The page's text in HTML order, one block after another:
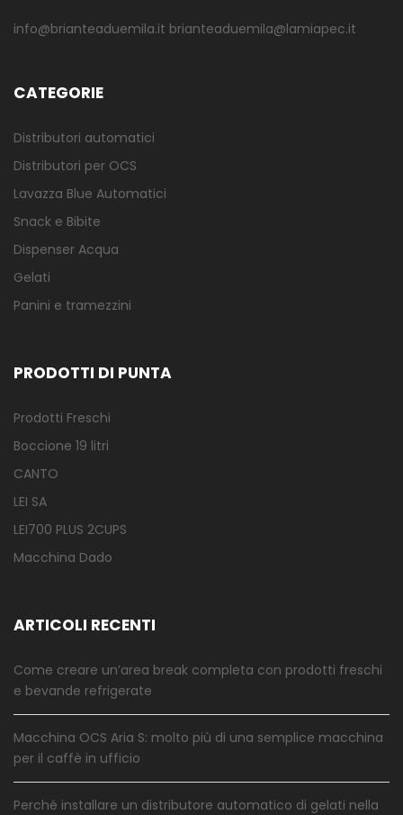
info@brianteaduemila.it brianteaduemila@lamiapec.it
CATEGORIE
Distributori automatici
Distributori per OCS
Lavazza Blue Automatici
Snack e Bibite
Dispenser Acqua
Gelati
Panini e tramezzini
PRODOTTI DI PUNTA
Prodotti Freschi
Boccione 19 litri
CANTO
LEI SA
LEI700 PLUS 2CUPS
Macchina Dado
ARTICOLI RECENTI
Come creare un’area break completa con prodotti freschi
e bevande refrigerate
Macchina OCS Aria S: molto più di una semplice macchina
per il caffè in ufficio
Perché installare un distributore automatico di gelati nella